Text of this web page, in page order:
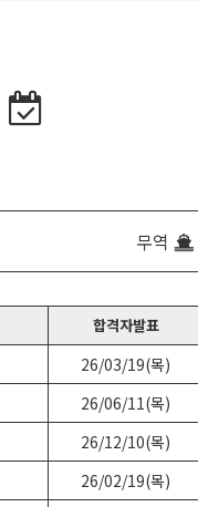
무역
합격자발표
26/03/19(목)
26/06/11(목)
26/12/10(목)
26/02/19(목)